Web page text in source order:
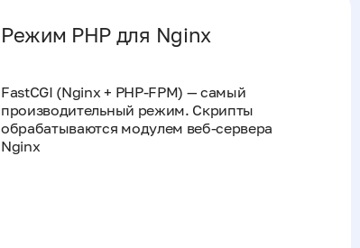
Режим PHP для Nginx
FastCGI (Nginx + PHP-FPM) — самый
производительный режим. Скрипты
обрабатываются модулем веб-сервера
Nginx